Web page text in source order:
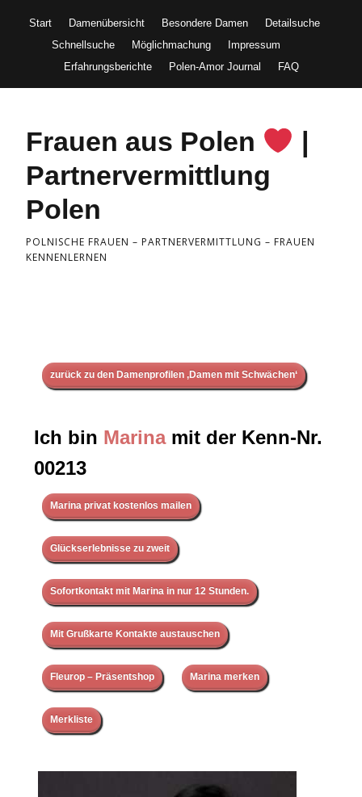
Start Damenübersicht Besondere Damen
Detailsuche
Schnellsuche
Möglichmachung
Impressum
Erfahrungsberichte
Polen-Amor Journal FAQ
Frauen aus Polen
|
Partnervermittlung
Polen
POLNISCHE FRAUEN – PARTNERVERMITTLUNG – FRAUEN
KENNENLERNEN
zurück zu den Damenprofilen ‚Damen mit Schwächen‘
Ich bin Marinamit der Kenn-Nr.
00213
Marina privat kostenlos mailen
Glückserlebnisse zu zweit
Sofortkontakt mit Marina in nur 12 Stunden.
Mit Grußkarte Kontakte austauschen
Fleurop – Präsentshop Marina merken
Merkliste